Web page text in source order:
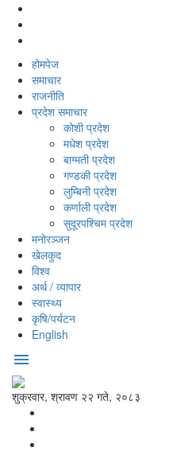
होमपेज
समाचार
राजनीति
प्रदेश समाचार
कोशी प्रदेश
मधेश प्रदेश
बाग्मती प्रदेश
गण्डकी प्रदेश
लुम्बिनी प्रदेश
कर्णाली प्रदेश
सुदूरपश्‍चिम प्रदेश
मनोरञ्‍जन
खेलकुद
विश्‍व
अर्थ / व्यापार
स्वास्थ्य
कृषि/पर्यटन
English
menu
शुक्रवार, श्रावण २२ गते, २०८३